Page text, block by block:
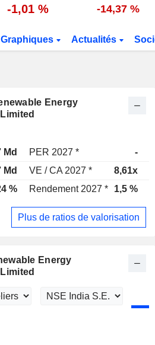
-1,01 % -14,37 %
Graphiques Actualités
Energy
Md PER 2027 * -
Md VE / CA 2027 * 8,61x
% Rendement 2027 * 1,5 %
Plus de ratios de valorisation
Energy